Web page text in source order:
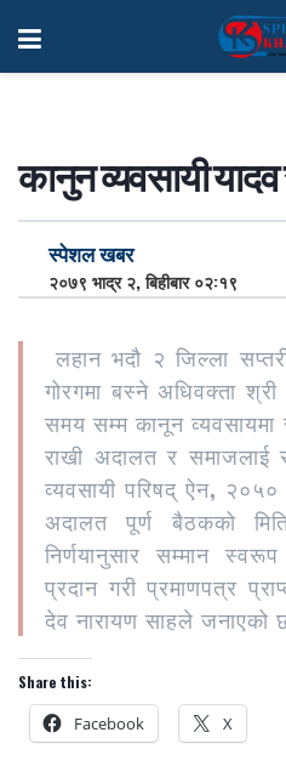
कानुन व्यवसायी
स्पेशल खबर
२०७९ भाद्र २, बिहीबार ०२:१९
लहान भदौ २ जिल्ला
गोरगमा बस्ने अधिवक्ता
समय सम्म कानून व्यवसायमा
राखी अदालत र
व्यवसायी परिषद् ऐन,
अदालत पूर्ण बैठकको
निर्णयानुसार सम्मान
प्रदान गरी प्रमाणपत्र
देव नारायण साहले जनाएको
Share this:
Facebook X